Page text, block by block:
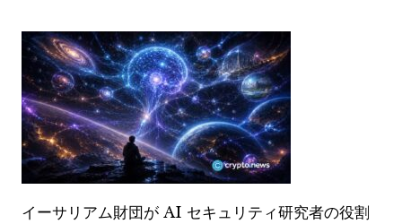
イーサリアム財団が AI セキュリティ研究者の役割